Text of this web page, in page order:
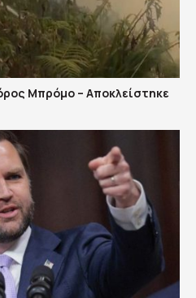
Μπρόμο – Αποκλείστηκε